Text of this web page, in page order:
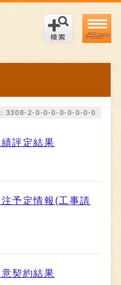
メニュー
3308-2-0-0-0-0-0-0-0-0
評定結果
予定情報(工事請
契約結果